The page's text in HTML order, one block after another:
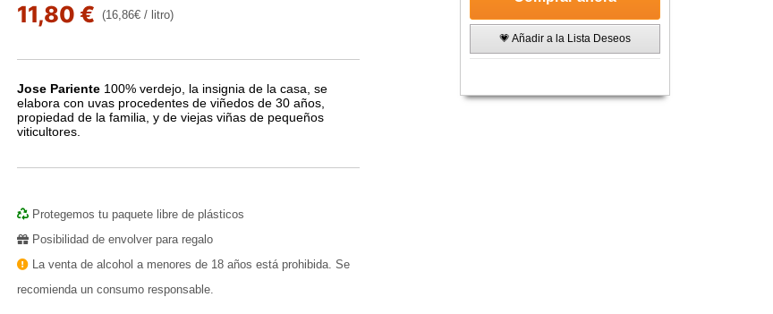
11,80 € (16,86€ / litro)
Jose Pariente100% verdejo, la insignia de la casa, se
elabora con uvas procedentes de viñedos de 30 años,
propiedad de la familia, y de viejas viñas de pequeños
viticultores.
Protegemos tu paquete libre de plásticos
Posibilidad de envolver para regalo
La venta de alcohol a menores de 18 años está prohibida. Se
recomienda un consumo responsable.
💗 Añadir a la Lista Deseos